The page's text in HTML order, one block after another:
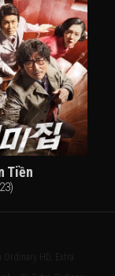
Tiền
HD, Extra